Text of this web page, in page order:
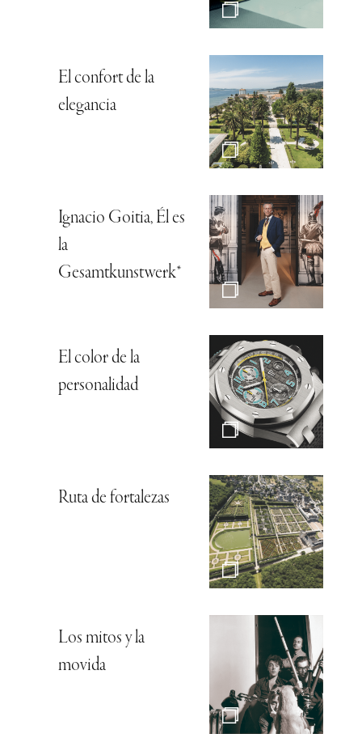
El confort de la
elegancia
Ignacio Goitia, Él es
la
Gesamtkunstwerk*
El color de la
personalidad
Ruta de fortalezas
Los mitos y la
movida